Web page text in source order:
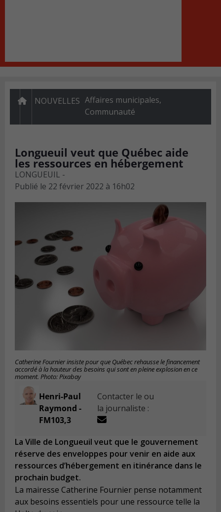
NOUVELLES Affaires municipales,
Communauté
Longueuil veut que Québec aide
les ressources en hébergement
LONGUEUIL -
Publié le 22 février 2022 à 16h02
Catherine Fournier insiste pour que Québec rehausse le financement
accordé à la hauteur des besoins qui sont en pleine explosion en ce
moment. Photo: Pixabay
Henri-Paul
Raymond -
FM103,3
Contacter le ou
la journaliste :
La Ville de Longueuil veut que le gouvernement
réserve des enveloppes pour venir en aide aux
ressources d’hébergement en itinérance dans le
prochain budget.
La mairesse Catherine Fournier pense notamment
aux besoins essentiels pour une ressource telle la